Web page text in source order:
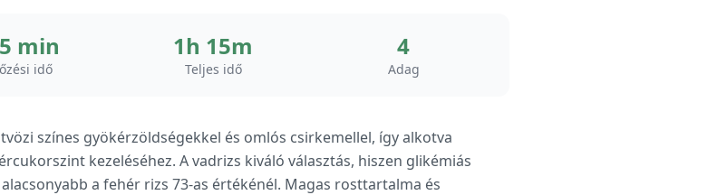
min
idő
1h 15m
Teljes idő
4
Adag
színes gyökérzöldségekkel és omlós csirkemellel, így alkotva
kezeléséhez. A vadrizs kiváló választás, hiszen glikémiás
a fehér rizs 73-as értékénél. Magas rosttartalma és